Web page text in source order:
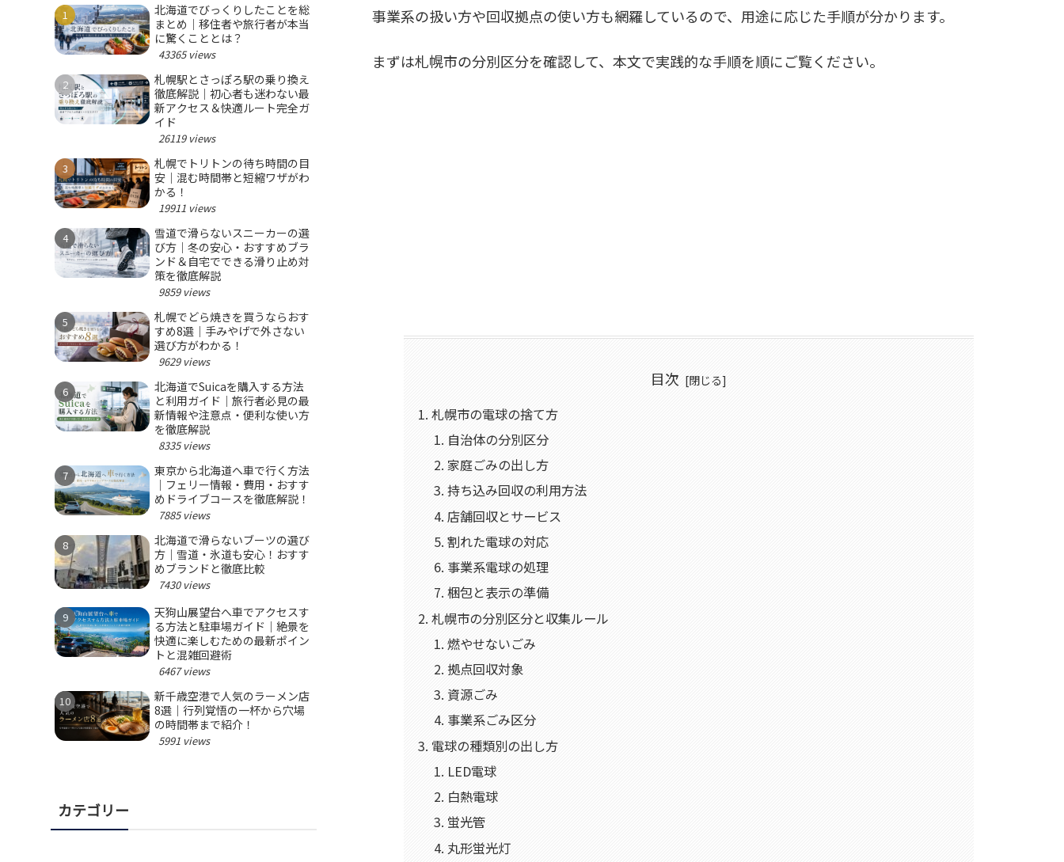
事業系の扱い方や回収拠点の使い方も網羅しているので、用途に応じた手順が分かります。
まずは札幌市の分別区分を確認して、本文で実践的な手順を順にご覧ください。
目次
札幌市の電球の捨て方
自治体の分別区分
家庭ごみの出し方
持ち込み回収の利用方法
店舗回収とサービス
割れた電球の対応
事業系電球の処理
梱包と表示の準備
札幌市の分別区分と収集ルール
燃やせないごみ
拠点回収対象
資源ごみ
事業系ごみ区分
電球の種類別の出し方
LED電球
白熱電球
蛍光管
丸形蛍光灯
北海道でびっくりしたことを総
まとめ｜移住者や旅行者が本当
に驚くこととは？
43365 views
札幌駅とさっぽろ駅の乗り換え
徹底解説｜初心者も迷わない最
新アクセス＆快適ルート完全ガ
イド
26119 views
札幌でトリトンの待ち時間の目
安｜混む時間帯と短縮ワザがわ
かる！
19911 views
雪道で滑らないスニーカーの選
び方｜冬の安心・おすすめブラ
ンド＆自宅でできる滑り止め対
策を徹底解説
9859 views
札幌でどら焼きを買うならおす
すめ8選｜手みやげで外さない
選び方がわかる！
9629 views
北海道でSuicaを購入する方法
と利用ガイド｜旅行者必見の最
新情報や注意点・便利な使い方
を徹底解説
8335 views
東京から北海道へ車で行く方法
｜フェリー情報・費用・おすす
めドライブコースを徹底解説！
7885 views
北海道で滑らないブーツの選び
方｜雪道・氷道も安心！おすす
めブランドと徹底比較
7430 views
天狗山展望台へ車でアクセスす
る方法と駐車場ガイド｜絶景を
快適に楽しむための最新ポイン
トと混雑回避術
6467 views
新千歳空港で人気のラーメン店
8選｜行列覚悟の一杯から穴場
の時間帯まで紹介！
5991 views
カテゴリー